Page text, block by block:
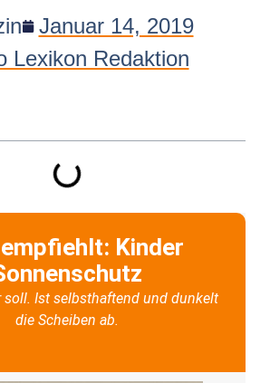
Januar 14, 2019
Lexikon Redaktion
Kinder
soll. Ist selbsthaftend und dunkelt
die Scheiben ab.